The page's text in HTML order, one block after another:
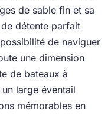
de sable fin et sa
détente parfait
de naviguer
une dimension
de bateaux à
large éventail
mémorables en